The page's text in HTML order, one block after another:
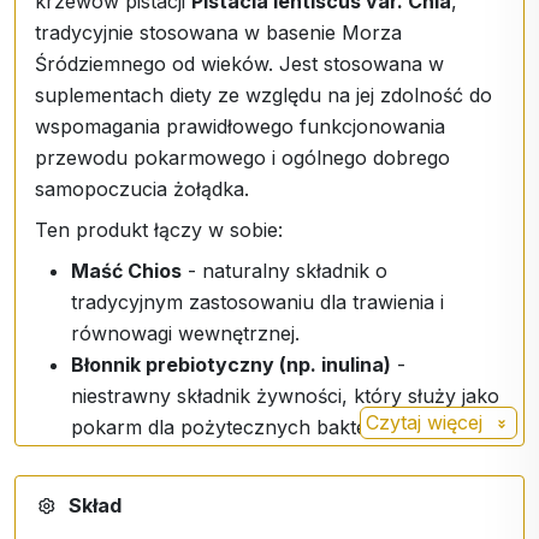
tradycyjnie stosowana w basenie Morza
Śródziemnego od wieków. Jest stosowana w
suplementach diety ze względu na jej zdolność do
wspomagania prawidłowego funkcjonowania
przewodu pokarmowego i ogólnego dobrego
samopoczucia żołądka.
Ten produkt łączy w sobie:
Maść Chios - naturalny składnik o
tradycyjnym zastosowaniu dla trawienia i
równowagi wewnętrznej.
Błonnik prebiotyczny (np. inulina) -
niestrawny składnik żywności, który służy jako
pokarm dla pożytecznych bakterii jelitowych i
Czytaj więcej
Skład